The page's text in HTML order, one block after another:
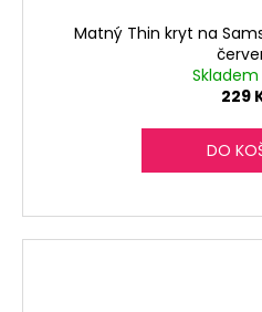
Matný Thin kryt na
Skladem
229
DO